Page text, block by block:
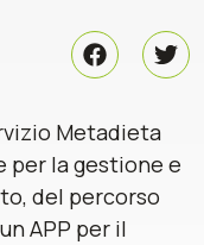
Metadieta
per la gestione e
del percorso
APP per il